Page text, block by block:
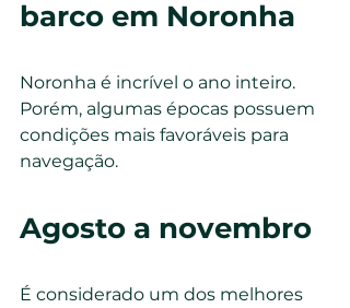
barco em Noronha
Noronha é incrível o ano inteiro.
Porém, algumas épocas possuem
condições mais favoráveis para
navegação.
Agosto a novembro
É considerado um dos melhores